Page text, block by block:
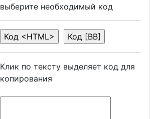
выберите необходимый код
Клик по тексту выделяет код для
копирования